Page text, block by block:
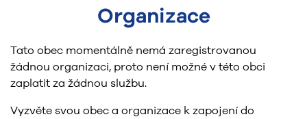
Organizace
Tato obec momentálně nemá zaregistrovanou
žádnou organizaci, proto není možné v této obci
zaplatit za žádnou službu.
Vyzvěte svou obec a organizace k zapojení do